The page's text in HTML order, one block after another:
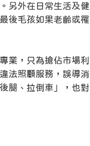
另外在日常生活及
後毛孩如果老齡或
業，只為搶佔市場
法照顧服務，誤導
腿、拉倒車」，也